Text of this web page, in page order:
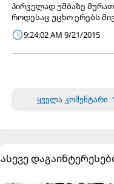
პირველად უშბაზე
როდესაც უცხო ერებს
9:24:02 AM 9/21/2015
ყველა კომენტარი
ასევე